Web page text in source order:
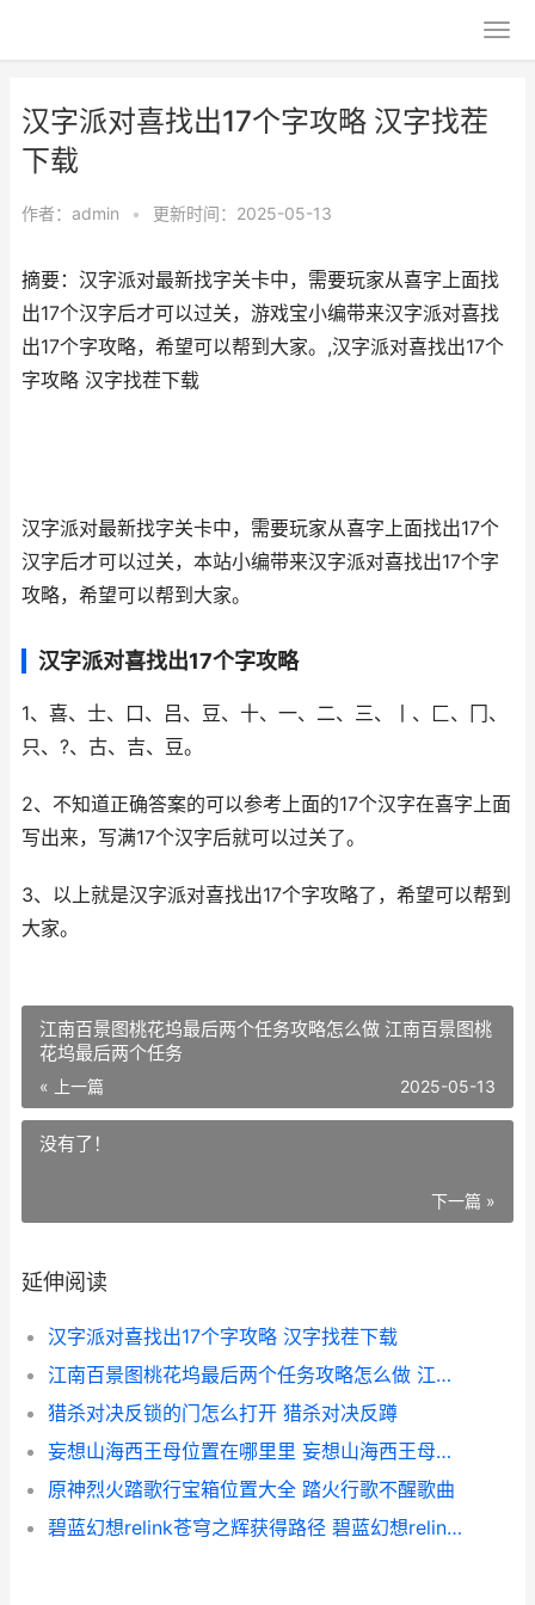
汉字派对喜找出17个字攻略 汉字找茬
下载
作者： admin • 更新时间：2025-05-13
摘要：汉字派对最新找字关卡中，需要玩家从喜字上面找
出17个汉字后才可以过关，游戏宝小编带来汉字派对喜找
出17个字攻略，希望可以帮到大家。,汉字派对喜找出17个
字攻略 汉字找茬下载
汉字派对最新找字关卡中，需要玩家从喜字上面找出17个
汉字后才可以过关，本站小编带来汉字派对喜找出17个字
攻略，希望可以帮到大家。
汉字派对喜找出17个字攻略
1、喜、士、口、吕、豆、十、一、二、三、丨、匚、冂、
只、?、古、吉、豆。
2、不知道正确答案的可以参考上面的17个汉字在喜字上面
写出来，写满17个汉字后就可以过关了。
3、以上就是汉字派对喜找出17个字攻略了，希望可以帮到
大家。
江南百景图桃花坞最后两个任务攻略怎么做 江南百景图桃
花坞最后两个任务
« 上一篇 2025-05-13
没有了！
下一篇 »
延伸阅读
汉字派对喜找出17个字攻略 汉字找茬下载
江南百景图桃花坞最后两个任务攻略怎么做 江南百景图桃花坞最后两个任务
猎杀对决反锁的门怎么打开 猎杀对决反蹲
妄想山海西王母位置在哪里里 妄想山海西王母刚出的时候
原神烈火踏歌行宝箱位置大全 踏火行歌不醒歌曲
碧蓝幻想relink苍穹之辉获得路径 碧蓝幻想relink苍银宝箱